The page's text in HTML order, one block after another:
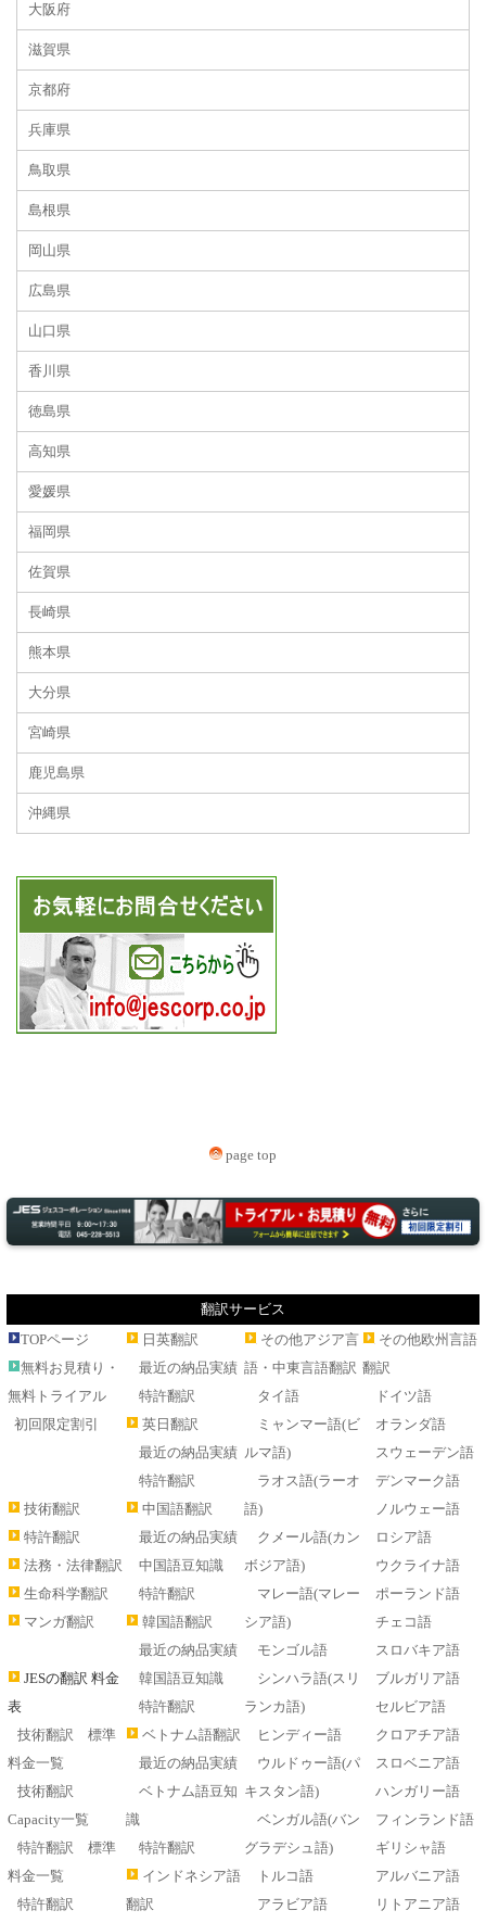
大阪府
滋賀県
京都府
兵庫県
鳥取県
島根県
岡山県
広島県
山口県
香川県
徳島県
高知県
愛媛県
福岡県
佐賀県
長崎県
熊本県
大分県
宮崎県
鹿児島県
沖縄県
page top
翻訳サービス
TOPページ
無料お見積り・
無料トライアル
初回限定割引
技術翻訳
特許翻訳
法務・法律翻訳
生命科学翻訳
マンガ翻訳
JESの翻訳 料金
表
技術翻訳 標準
料金一覧
技術翻訳
Capacity一覧
特許翻訳 標準
料金一覧
特許翻訳
日英翻訳
最近の納品実績
特許翻訳
英日翻訳
最近の納品実績
特許翻訳
中国語翻訳
最近の納品実績
中国語豆知識
特許翻訳
韓国語翻訳
最近の納品実績
韓国語豆知識
特許翻訳
ベトナム語翻訳
最近の納品実績
ベトナム語豆知
識
特許翻訳
インドネシア語
翻訳
その他アジア言
語・中東言語翻訳
タイ語
ミャンマー語(ビ
ルマ語)
ラオス語(ラーオ
語)
クメール語(カン
ボジア語)
マレー語(マレー
シア語)
モンゴル語
シンハラ語(スリ
ランカ語)
ヒンディー語
ウルドゥー語(パ
キスタン語)
ベンガル語(バン
グラデシュ語)
トルコ語
アラビア語
その他欧州言語
翻訳
ドイツ語
オランダ語
スウェーデン語
デンマーク語
ノルウェー語
ロシア語
ウクライナ語
ポーランド語
チェコ語
スロバキア語
ブルガリア語
セルビア語
クロアチア語
スロベニア語
ハンガリー語
フィンランド語
ギリシャ語
アルバニア語
リトアニア語